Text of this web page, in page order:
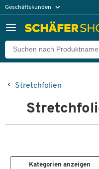
Geschäftskunden
Stretchfolien
Kategorien anzeigen